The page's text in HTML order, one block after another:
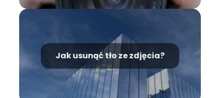
Jak usunąć tło ze zdjęcia?